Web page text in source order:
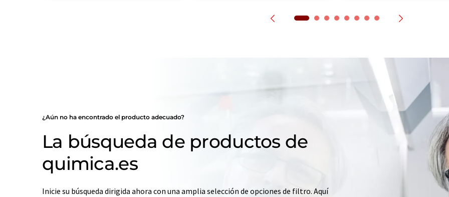
¿Aún no ha encontrado el producto adecuado?
La búsqueda de productos de
quimica.es
Inicie su búsqueda dirigida ahora con una amplia selección de opciones de filtro. Aquí